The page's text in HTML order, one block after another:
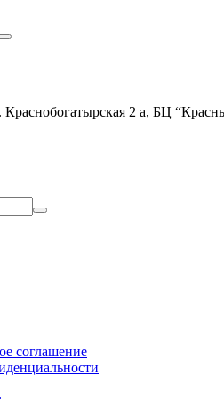
Краснобогатырская 2 а, БЦ
соглашение